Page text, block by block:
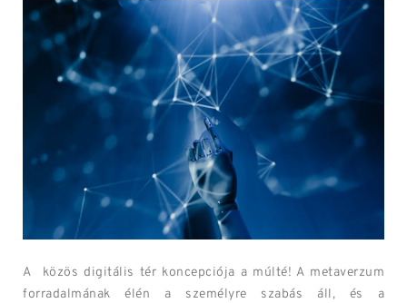
A közös digitális tér koncepciója a múlté! A metaverzum
forradalmának élén a személyre szabás áll, és a